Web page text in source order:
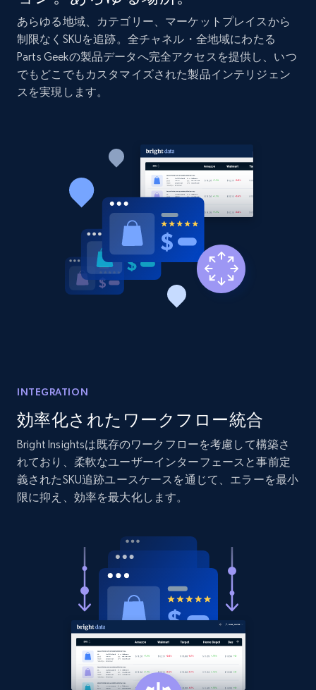
Amazon products global dataset - Collect
Amazon products by seller URL
Title, Seller name, Brand, Description, Initial
price, Currency, Availability, Reviews count, and
Amazon products global dataset - Collect
products from Brands URLs
Title, Seller name, Brand, Description, Initial
price, Currency, Availability, Reviews count, and
Etsy
URL, Product id, Listing inventory id, Title, Rating,
Reviews count shop, Reviews count item, Initial
price, and more.
1.9K+ 323+ 今すぐ始める
Etsy - Collect data on products using
specified keywords
URL, Product id, Listing inventory id, Title, Rating,
Reviews count shop, Reviews count item, Initial
price, and more.
323+ 今すぐ始める
あらゆる地域、カテゴリー、マーケットプレイスから
制限なくSKUを追跡。全チャネル・全地域にわたる
Parts Geekの製品データへ完全アクセスを提供し、いつ
でもどこでもカスタマイズされた製品インテリジェン
スを実現します。
INTEGRATION
効率化されたワークフロー統合
Bright Insightsは既存のワークフローを考慮して構築さ
れており、柔軟なユーザーインターフェースと事前定
義されたSKU追跡ユースケースを通じて、エラーを最小
限に抑え、効率を最大化します。